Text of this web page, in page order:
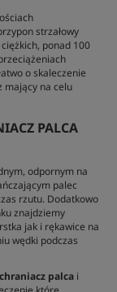
strzałowy
ponad 100
o skaleczenie
mający na celu
PALCA
odpornym na
palec
rzutu. Dodatkowo
znajdziemy
jak i rękawice na
wędki podczas
palca i